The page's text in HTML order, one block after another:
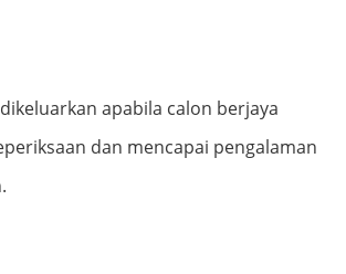
apabila calon berjaya
dan mencapai pengalaman